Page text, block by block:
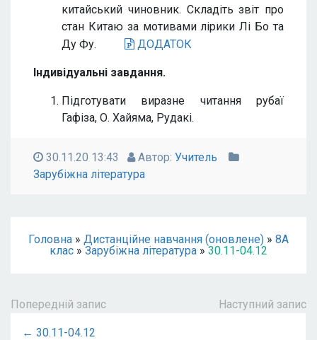
китайський чиновник. Складіть звіт про
стан Китаю за мотивами лірики Лі Бо та
Ду Фу.
ДОДАТОК
Індивідуальні завдання.
Підготувати виразне читання рубаї
Гафіза, О. Хайяма, Рудакі.
30.11.20 13:43 Автор: Учитель
Зарубіжна література
Головна » Дистанційне навчання (оновлене) » 8А
клас » Зарубіжна література »30.11-04.12
Попередній запис Наступний запис
← 30.11-04.12